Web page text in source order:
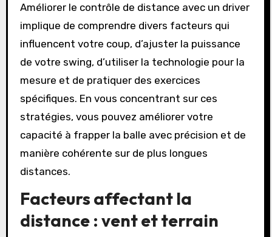
Améliorer le contrôle de distance avec un driver
implique de comprendre divers facteurs qui
influencent votre coup, d’ajuster la puissance
de votre swing, d’utiliser la technologie pour la
mesure et de pratiquer des exercices
spécifiques. En vous concentrant sur ces
stratégies, vous pouvez améliorer votre
capacité à frapper la balle avec précision et de
manière cohérente sur de plus longues
distances.
Facteurs affectant la
distance : vent et terrain